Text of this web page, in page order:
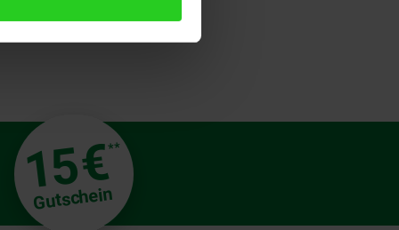
15€**
Gutschein